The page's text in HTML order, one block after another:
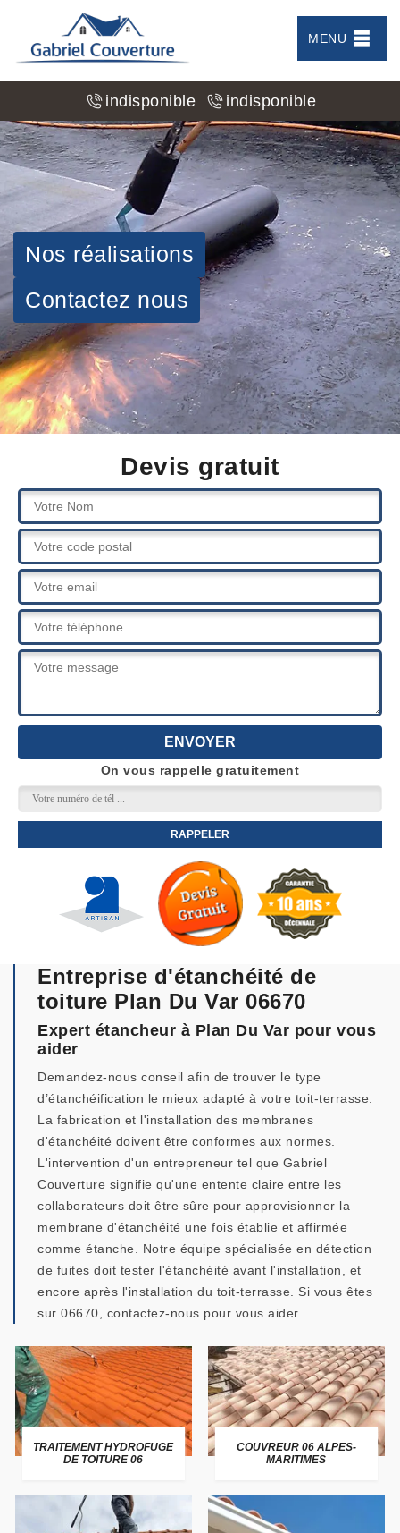
MENU
indisponible indisponible
Nos réalisations
Contactez nous
Devis gratuit
On vous rappelle gratuitement
Entreprise d'étanchéité de
toiture Plan Du Var 06670
Expert étancheur à Plan Du Var pour vous
aider
Demandez-nous conseil afin de trouver le type
d’étanchéification le mieux adapté à votre toit-terrasse.
La fabrication et l'installation des membranes
d'étanchéité doivent être conformes aux normes.
L'intervention d'un entrepreneur tel que Gabriel
Couverture signifie qu'une entente claire entre les
collaborateurs doit être sûre pour approvisionner la
membrane d'étanchéité une fois établie et affirmée
comme étanche. Notre équipe spécialisée en détection
de fuites doit tester l'étanchéité avant l'installation, et
encore après l'installation du toit-terrasse. Si vous êtes
sur 06670, contactez-nous pour vous aider.
TRAITEMENT HYDROFUGE
DE TOITURE 06
COUVREUR 06 ALPES-
MARITIMES